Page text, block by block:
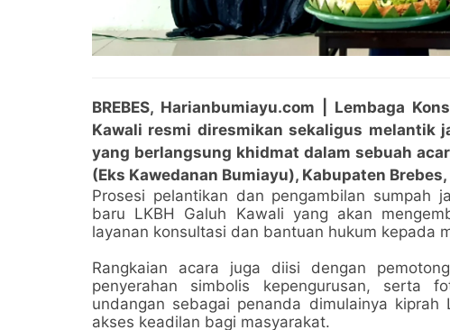
BREBES, Harianbumiayu.com |
Lembaga
Kawali resmi diresmikan sekaligus melantik
yang berlangsung khidmat dalam sebuah
(Eks Kawedanan Bumiayu), Kabupaten
Prosesi pelantikan dan pengambilan sumpah
baru LKBH Galuh Kawali yang akan
layanan konsultasi dan bantuan hukum kepada
Rangkaian acara juga diisi dengan
penyerahan simbolis kepengurusan, serta
undangan sebagai penanda dimulainya kiprah
akses keadilan bagi masyarakat.